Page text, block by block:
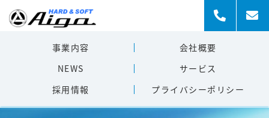
事業内容
会社概要
NEWS
サービス
採用情報
プライバシーポリシー